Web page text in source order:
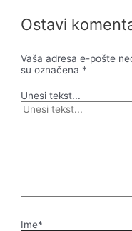
Ostavi
Vaša adresa e-pošte
su označena *
Unesi tekst...
Ime*